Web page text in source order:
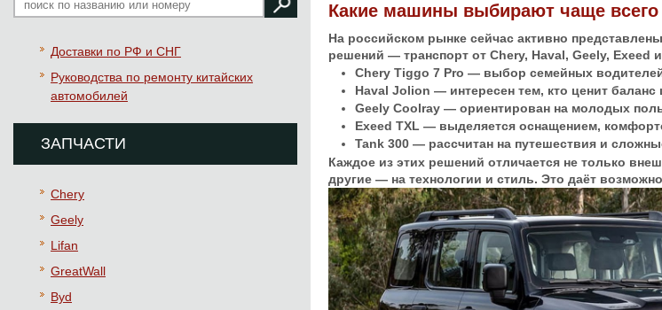
Доставки по РФ и СНГ
Руководства по ремонту китайских
автомобилей
ЗАПЧАСТИ
Chery
Geely
Lifan
GreatWall
Byd
Какие машины выбирают чаще всего
На российском рынке сейчас активно
решений — транспорт от Chery, Haval, Geely,
Chery Tiggo 7 Pro — выбор семейных
Haval Jolion — интересен тем, кто ценит
Geely Coolray — ориентирован на молодых
Exeed TXL — выделяется оснащением,
Tank 300 — рассчитан на путешествия и
Каждое из этих решений отличается не только
другие — на технологии и стиль. Это даёт